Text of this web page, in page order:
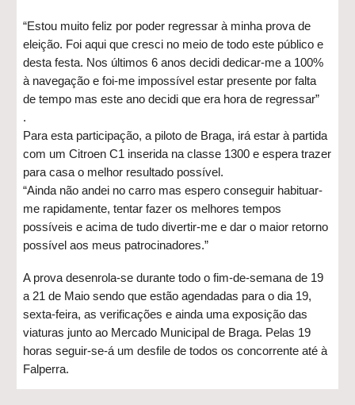
“Estou muito feliz por poder regressar à minha prova de
eleição. Foi aqui que cresci no meio de todo este público e
desta festa. Nos últimos 6 anos decidi dedicar-me a 100%
à navegação e foi-me impossível estar presente por falta
de tempo mas este ano decidi que era hora de regressar”
.
Para esta participação, a piloto de Braga, irá estar à partida
com um Citroen C1 inserida na classe 1300 e espera trazer
para casa o melhor resultado possível.
“Ainda não andei no carro mas espero conseguir habituar-
me rapidamente, tentar fazer os melhores tempos
possíveis e acima de tudo divertir-me e dar o maior retorno
possível aos meus patrocinadores.”
A prova desenrola-se durante todo o fim-de-semana de 19
a 21 de Maio sendo que estão agendadas para o dia 19,
sexta-feira, as verificações e ainda uma exposição das
viaturas junto ao Mercado Municipal de Braga. Pelas 19
horas seguir-se-á um desfile de todos os concorrente até à
Falperra.